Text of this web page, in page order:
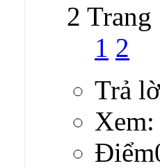
2 Trang
1 2
Trả